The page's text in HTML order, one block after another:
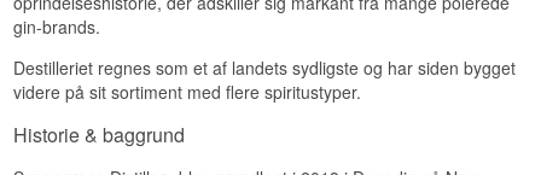
Smagen er krydret med enebær, koriander og en
let sødme.
gin-brands.
Destilleriet regnes som et af landets sydligste og har siden bygget
videre på sit sortiment med flere spiritustyper.
Historie & baggrund